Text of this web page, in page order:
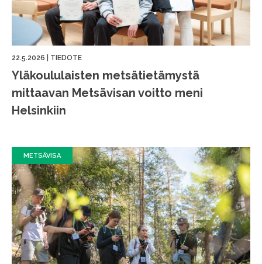
22.5.2026 TIEDOTE
Yläkoululaisten metsätietämystä
mittaavan Metsävisan voitto meni
Helsinkiin
METSÄVISA